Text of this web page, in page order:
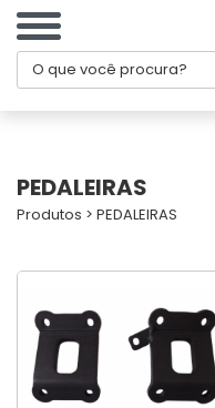
PEDALEIRAS
Produtos > PEDALEIRAS